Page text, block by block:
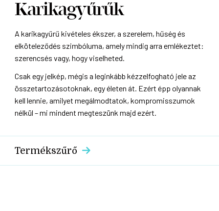
Karikagyűrűk
A karikagyűrű kivételes ékszer, a szerelem, hűség és
elköteleződés szimbóluma, amely mindig arra emlékeztet:
szerencsés vagy, hogy viselheted.
Csak egy jelkép, mégis a leginkább kézzelfogható jele az
összetartozásotoknak, egy életen át. Ezért épp olyannak
kell lennie, amilyet megálmodtatok, kompromisszumok
nélkül – mi mindent megteszünk majd ezért.
Termékszűrő